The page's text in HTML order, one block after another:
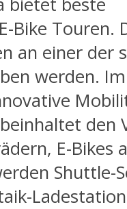
Bike Touren.
an einer der
werden.
den
E-Bikes
Shuttle-